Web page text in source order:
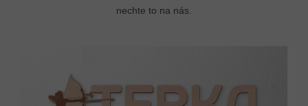
nechte to na nás.